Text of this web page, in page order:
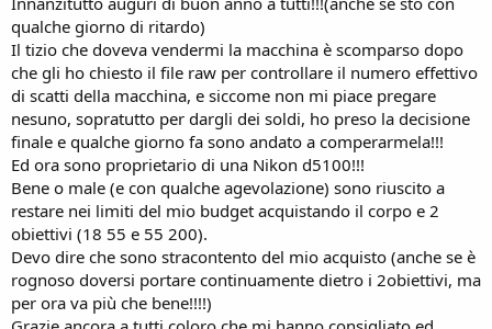
qualche giorno di ritardo)
Il tizio che doveva vendermi la macchina è scomparso dopo
che gli ho chiesto il file raw per controllare il numero effettivo
di scatti della macchina, e siccome non mi piace pregare
nesuno, sopratutto per dargli dei soldi, ho preso la decisione
finale e qualche giorno fa sono andato a comperarmela!!!
Ed ora sono proprietario di una Nikon d5100!!!
Bene o male (e con qualche agevolazione) sono riuscito a
restare nei limiti del mio budget acquistando il corpo e 2
obiettivi (18 55 e 55 200).
Devo dire che sono stracontento del mio acquisto (anche se è
rognoso doversi portare continuamente dietro i 2obiettivi, ma
per ora va più che bene!!!!)